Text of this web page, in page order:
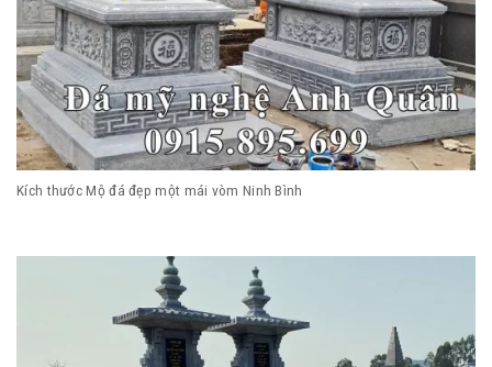
Kích thước Mộ đá đẹp một mái vòm Ninh Bình